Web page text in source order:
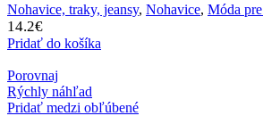
Nohavice, traky, jeansy, Nohavice, Móda
14.2€
Pridať do košíka
Porovnaj
Rýchly náhľad
Pridať medzi obľúbené